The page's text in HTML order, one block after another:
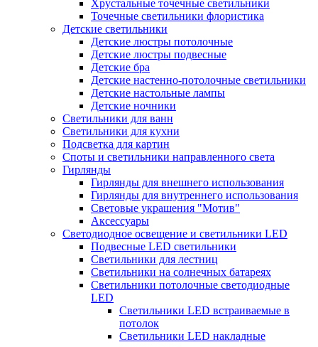
Хрустальные точечные светильники
Точечные светильники флористика
Детские светильники
Детские люстры потолочные
Детские люстры подвесные
Детские бра
Детские настенно-потолочные светильники
Детские настольные лампы
Детские ночники
Светильники для ванн
Светильники для кухни
Подсветка для картин
Споты и светильники направленного света
Гирлянды
Гирлянды для внешнего использования
Гирлянды для внутреннего использования
Световые украшения "Мотив"
Аксессуары
Светодиодное освещение и светильники LED
Подвесные LED светильники
Светильники для лестниц
Светильники на солнечных батареях
Светильники потолочные светодиодные
LED
Cветильники LED встраиваемые в
потолок
Светильники LED накладные